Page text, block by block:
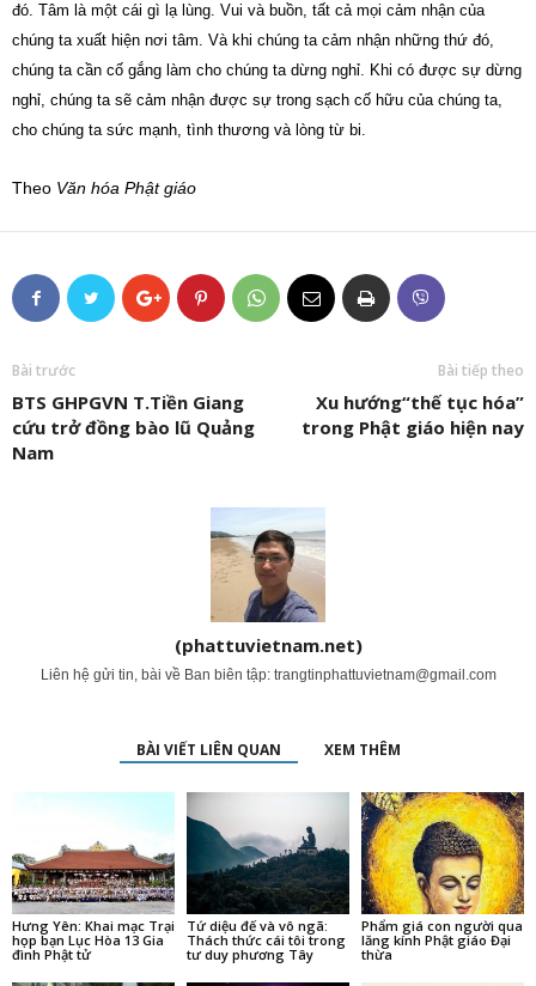
đó. Tâm là một cái gì lạ lùng. Vui và buồn, tất cả mọi cảm nhận của
chúng ta xuất hiện nơi tâm. Và khi chúng ta cảm nhận những thứ đó,
chúng ta cần cố gắng làm cho chúng ta dừng nghỉ. Khi có được sự dừng
nghỉ, chúng ta sẽ cảm nhận được sự trong sạch cố hữu của chúng ta,
cho chúng ta sức mạnh, tình thương và lòng từ bi.
Theo Văn hóa Phật giáo
Bài trước
BTS GHPGVN T.Tiền Giang
cứu trở đồng bào lũ Quảng
Nam
Bài tiếp theo
Xu hướng“thế tục hóa”
trong Phật giáo hiện nay
(phattuvietnam.net)
Liên hệ gửi tin, bài về Ban biên tập: trangtinphattuvietnam@gmail.com
BÀI VIẾT LIÊN QUAN XEM THÊM
Hưng Yên: Khai mạc Trại
họp bạn Lục Hòa 13 Gia
đình Phật tử
Tứ diệu đế và vô ngã:
Thách thức cái tôi trong
tư duy phương Tây
Phẩm giá con người qua
lăng kính Phật giáo Đại
thừa